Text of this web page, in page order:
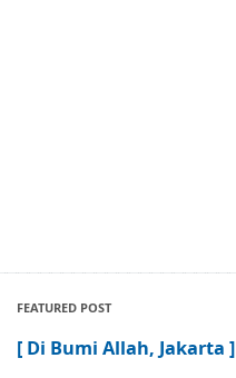
FEATURED POST
[ Di Bumi Allah, Jakarta ]